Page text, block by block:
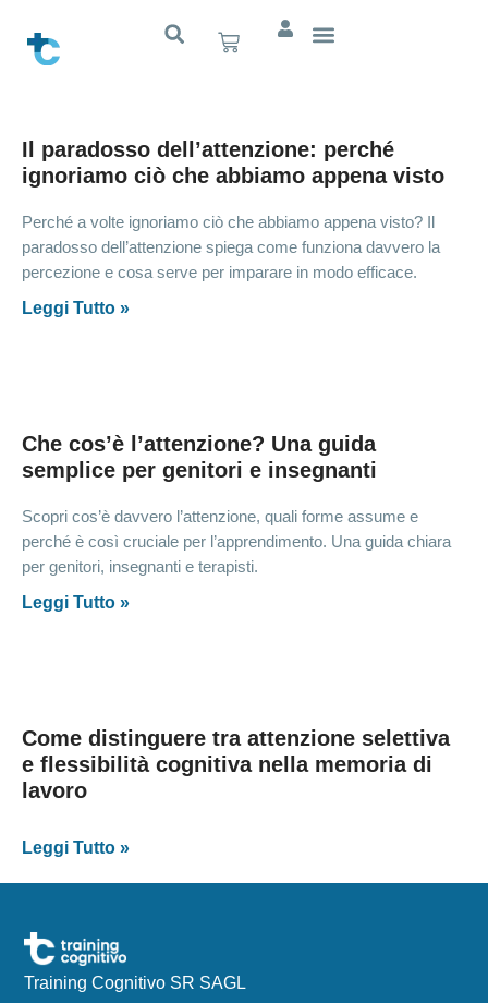
Il paradosso dell’attenzione: perché
ignoriamo ciò che abbiamo appena visto
Perché a volte ignoriamo ciò che abbiamo appena visto? Il
paradosso dell’attenzione spiega come funziona davvero la
percezione e cosa serve per imparare in modo efficace.
Leggi Tutto »
Che cos’è l’attenzione? Una guida
semplice per genitori e insegnanti
Scopri cos’è davvero l’attenzione, quali forme assume e
perché è così cruciale per l’apprendimento. Una guida chiara
per genitori, insegnanti e terapisti.
Leggi Tutto »
Come distinguere tra attenzione selettiva
e flessibilità cognitiva nella memoria di
lavoro
Leggi Tutto »
Training Cognitivo SR SAGL